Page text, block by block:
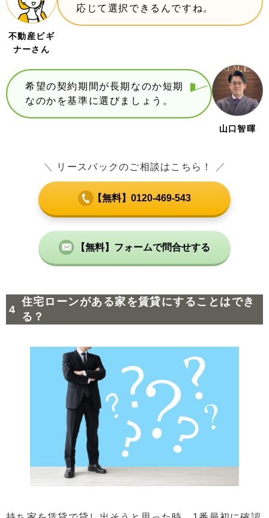
不動産ビギ
ナーさん
応じて選択できるんですね。
山口智暉
希望の契約期間が長期なのか短期
なのかを基準に選びましょう。
＼ リースバックのご相談はこちら！ ／
【無料】0120-469-543
【無料】フォームで問合せする
住宅ローンがある家を賃貸にすることはでき
る？